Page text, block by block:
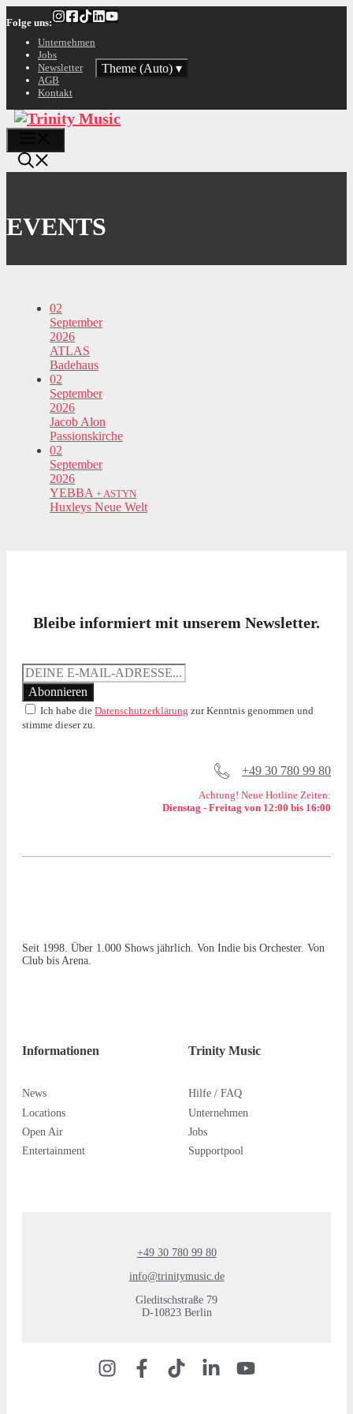
Inhalt
springen
Folge uns:
Unternehmen
Jobs
Newsletter
AGB
Kontakt
Theme (Auto) ▾
EVENTS
02
September
2026
ATLAS
Badehaus
02
September
2026
Jacob Alon
Passionskirche
02
September
2026
YEBBA + ASTYN
Huxleys Neue Welt
Bleibe informiert mit unserem Newsletter.
Ich habe die Datenschutzerklärung zur Kenntnis genommen und
stimme dieser zu.
+49 30 780 99 80
Achtung! Neue Hotline Zeiten:
Dienstag - Freitag von 12:00 bis 16:00
Seit 1998. Über 1.000 Shows jährlich. Von Indie bis Orchester. Von
Club bis Arena.
Informationen
News
Locations
Open Air
Entertainment
Trinity Music
Hilfe / FAQ
Unternehmen
Jobs
Supportpool
+49 30 780 99 80
info@trinitymusic.de
Gleditschstraße 79
D-10823 Berlin